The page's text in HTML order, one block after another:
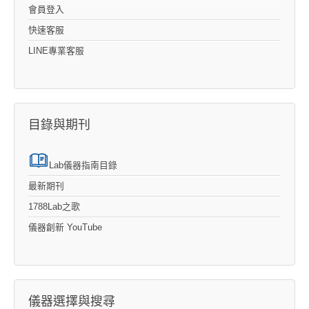
會員登入
快速客服
LINE專業客服
目錄與期刊
Lab儀器指南目錄
最新期刊
1788Lab之歌
儀器創新 YouTube
儀器選擇與搜尋